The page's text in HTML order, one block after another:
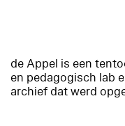
de Appel is een
en pedagogisch lab
archief dat werd